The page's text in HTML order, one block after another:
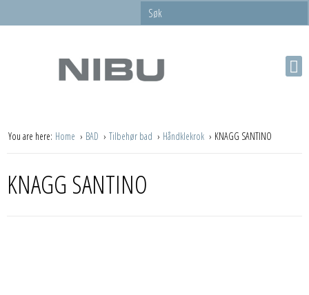
You are here: Home BAD Tilbehør bad Håndklekrok KNAGG SANTINO
KNAGG SANTINO